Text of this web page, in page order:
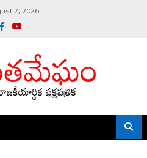
7, 2026